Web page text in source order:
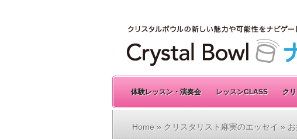
体験レッスン・演奏会 レッスンCLASS ク
Home » クリスタリスト麻実のエッセイ »